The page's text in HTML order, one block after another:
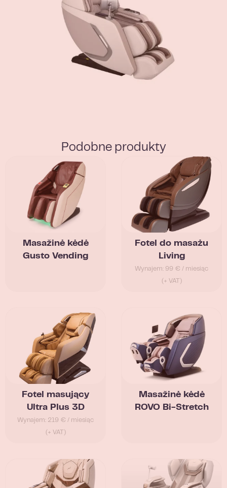
Podobne produkty
Masažinė kėdė
Gusto Vending
Fotel do masażu
Living
Wynajem: 99 € / miesiąc
(+ VAT)
Fotel masujący
Ultra Plus 3D
Wynajem: 219 € / miesiąc
(+ VAT)
Masažinė kėdė
ROVO Bi-Stretch